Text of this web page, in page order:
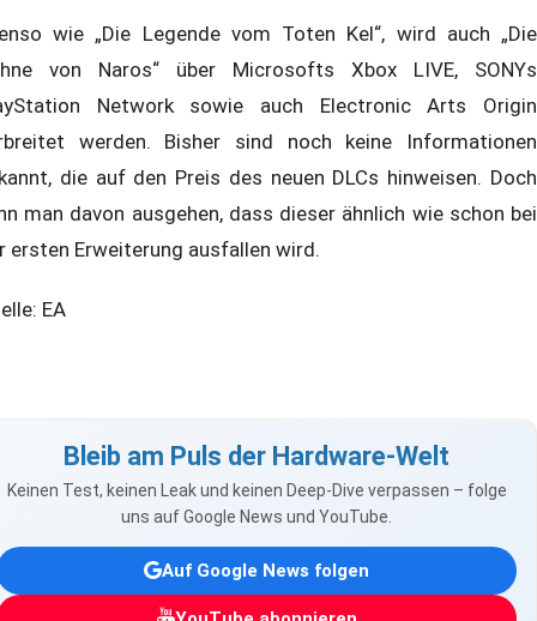
wie „Die Legende vom Toten Kel“, wird auch „Die
von Naros“ über Microsofts Xbox LIVE, SONYs
Network sowie auch Electronic Arts Origin
werden. Bisher sind noch keine Informationen
die auf den Preis des neuen DLCs hinweisen. Doch
man davon ausgehen, dass dieser ähnlich wie schon bei
ersten Erweiterung ausfallen wird.
EA
Bleib am Puls der Hardware-Welt
Keinen Test, keinen Leak und keinen Deep-Dive verpassen – folge
uns auf Google News und YouTube.
Auf Google News folgen